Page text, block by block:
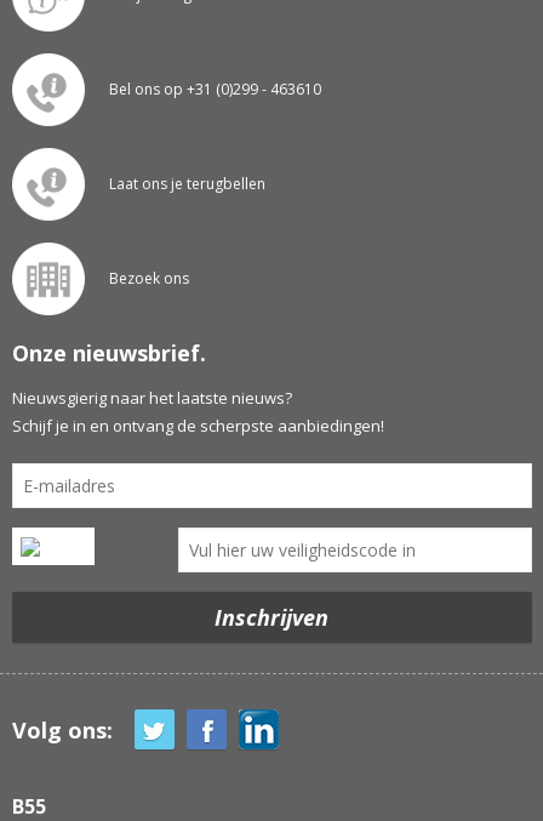
Bel ons op +31 (0)299 - 463610
Laat ons je terugbellen
Bezoek ons
Onze nieuwsbrief.
Nieuwsgierig naar het laatste nieuws?
Schijf je in en ontvang de scherpste aanbiedingen!
Volg ons:
B55